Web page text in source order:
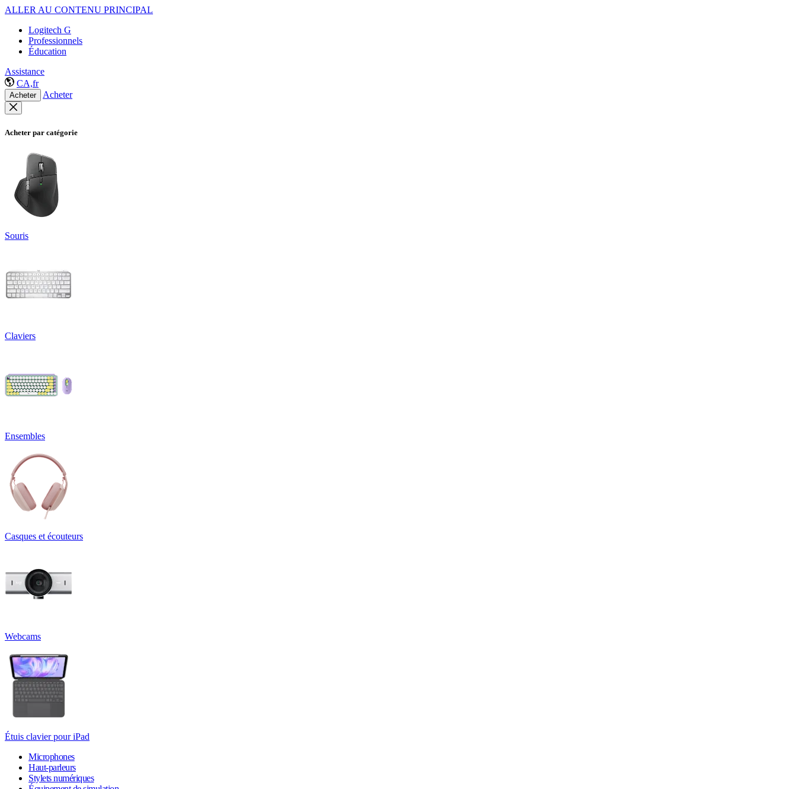
ALLER AU CONTENU PRINCIPAL
Logitech G
Professionnels
Éducation
Assistance
CA,fr
Acheter Acheter
Acheter par catégorie
Souris
Claviers
Ensembles
Casques et écouteurs
Webcams
Étuis clavier pour iPad
Microphones
Haut-parleurs
Stylets numériques